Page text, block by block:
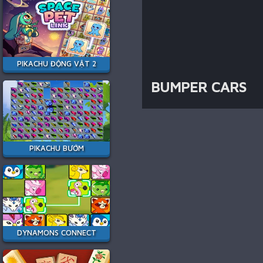
PIKACHU ĐỘNG VẬT 2
PIKACHU BƯỚM
DYNAMONS CONNECT
BUMPER CARS